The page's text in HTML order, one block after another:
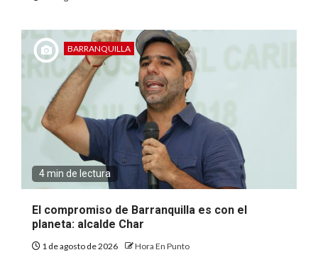
BARRANQUILLA
4 min de lectura
El compromiso de Barranquilla es con el
planeta: alcalde Char
1 de agosto de 2026 Hora En Punto